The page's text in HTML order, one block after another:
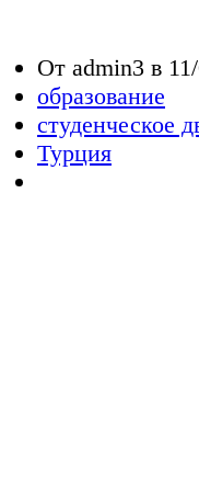
От admin3 в
образование
студенческое
Турция